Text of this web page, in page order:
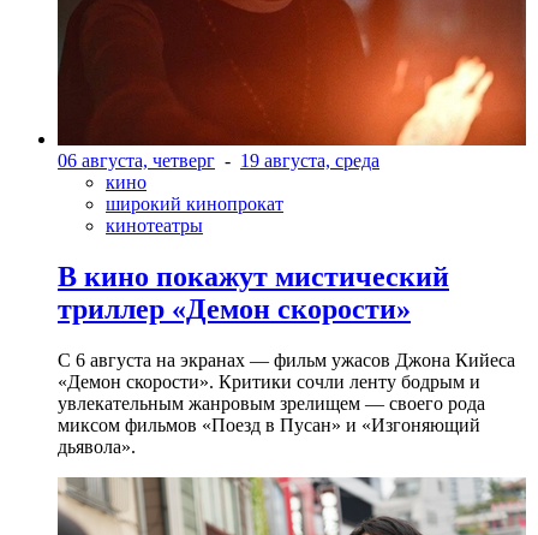
06 августа, четверг - 19 августа, среда
кино
широкий кинопрокат
кинотеатры
В кино покажут мистический
триллер «Демон скорости»
С 6 августа на экранах — фильм ужасов Джона Кийеса
«Демон скорости». Критики сочли ленту бодрым и
увлекательным жанровым зрелищeм — своего рода
миксом фильмов «Поезд в Пусан» и «Изгоняющий
дьявола».